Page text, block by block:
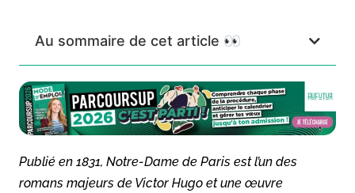
Au sommaire de cet article 👀
Publié en 1831, Notre-Dame de Paris est l’un des
romans majeurs de Victor Hugo et une œuvre